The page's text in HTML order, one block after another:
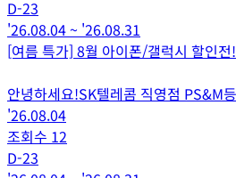
D-23
'26.08.04~ '26.08.31
[여름 특가] 8월 아이폰/갤럭시 할인전!
안녕하세요!SK텔레콤 직영점 PS&M
'26.08.04
조회수 12
D-23